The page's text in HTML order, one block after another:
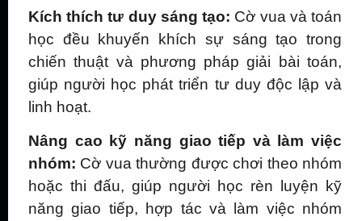
Kích thích tư duy sáng tạo: Cờ vua và toán
học đều khuyến khích sự sáng tạo trong
chiến thuật và phương pháp giải bài toán,
giúp người học phát triển tư duy độc lập và
linh hoạt.
Nâng cao kỹ năng giao tiếp và làm việc
nhóm: Cờ vua thường được chơi theo nhóm
hoặc thi đấu, giúp người học rèn luyện kỹ
năng giao tiếp, hợp tác và làm việc nhóm